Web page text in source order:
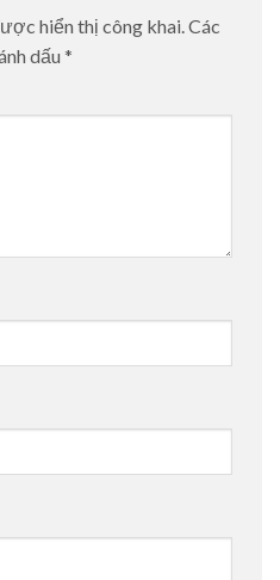
hiển thị công khai.Các
dấu *